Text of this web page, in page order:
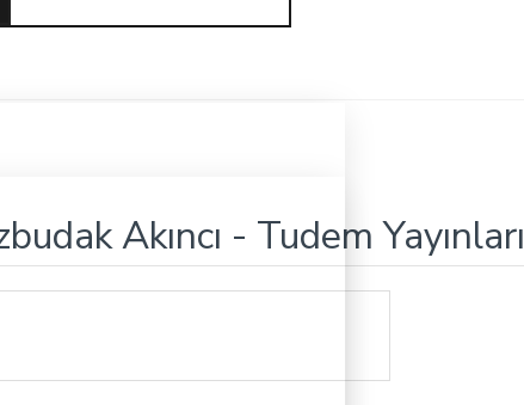
Akıncı - Tudem Yayınları